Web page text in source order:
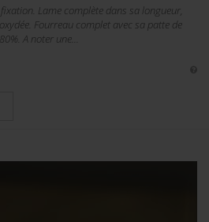
Lame complète dans sa longueur,
Fourreau complet avec sa patte de
A noter une...